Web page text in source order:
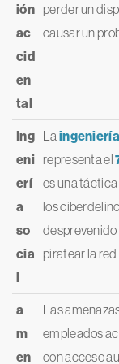
ión
ac
cid
en
tal
perder un
causar un
Ing
eni
erí
a
so
cia
La
representa el
es una
los
desprevenido
piratear la
a
m
en
Las
empleados
con acceso